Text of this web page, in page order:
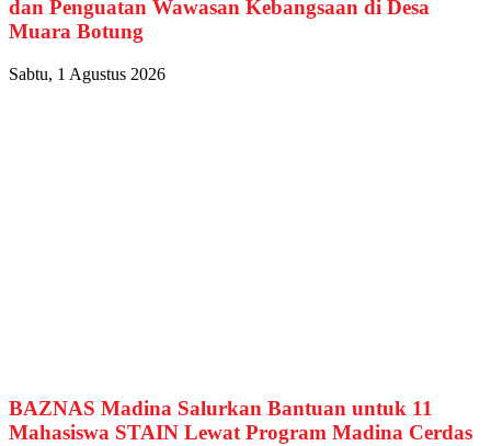
dan Penguatan Wawasan Kebangsaan di Desa
Muara Botung
Sabtu, 1 Agustus 2026
BAZNAS Madina Salurkan Bantuan untuk 11
Mahasiswa STAIN Lewat Program Madina Cerdas